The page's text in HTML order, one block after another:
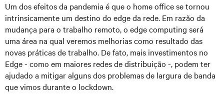
Um dos efeitos da pandemia é que o home office se tornou
intrinsicamente um destino do edge da rede. Em razão da
mudança para o trabalho remoto, o edge computing será
uma área na qual veremos melhorias como resultado das
novas práticas de trabalho. De fato, mais investimentos no
Edge - como em maiores redes de distribuição -, podem ter
ajudado a mitigar alguns dos problemas de largura de banda
que vimos durante o lockdown.